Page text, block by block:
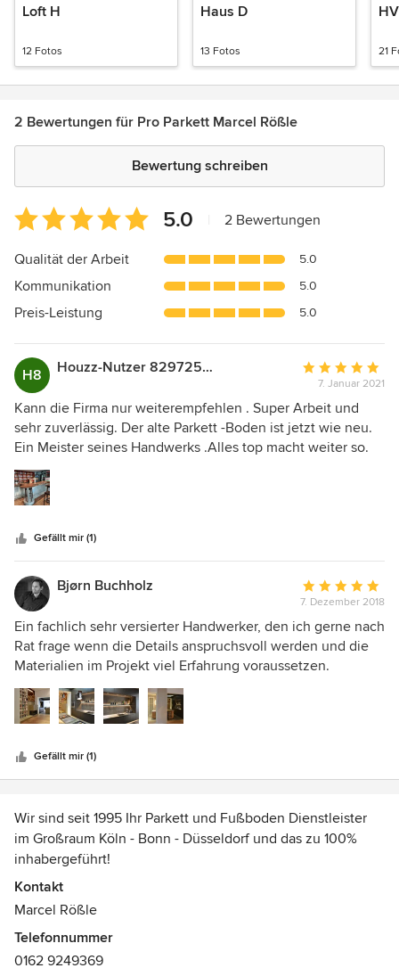
Loft H
12 Fotos
Haus D
13 Fotos 21
2 Bewertungen für Pro Parkett Marcel Rößle
Bewertung schreiben
Durchschnittliche
Bewertung:
5
5
Sternen
5.0 2 Bewertungen
Qualität der Arbeit 5.0
Kommunikation 5.0
Preis-Leistung 5.0
H8 Houzz-Nutzer 829725872
Bewertung:
5
von
5
7. Januar 2021
Kann die Firma nur weiterempfehlen . Super Arbeit und
sehr zuverlässig. Der alte Parkett -Boden ist jetzt wie neu.
Ein Meister seines Handwerks .Alles top macht weiter so.
Gefällt mir (1)
Bjørn Buchholz
Bewertung:
5
von
5
7. Dezember 2018
Ein fachlich sehr versierter Handwerker, den ich gerne nach
Rat frage wenn die Details anspruchsvoll werden und die
Materialien im Projekt viel Erfahrung voraussetzen.
Gefällt mir (1)
Wir sind seit 1995 Ihr Parkett und Fußboden Dienstleister
im Großraum Köln - Bonn - Düsseldorf und das zu 100%
inhabergeführt!
Mein Team und ich leben Handwerk mit Leib und Seele.
andere Aufhören fangen wir erst an. Nachhaltige und faire
Materialien liegen uns am Herzen.
Kontakt
Marcel Rößle
Telefonnummer
0162 9249369